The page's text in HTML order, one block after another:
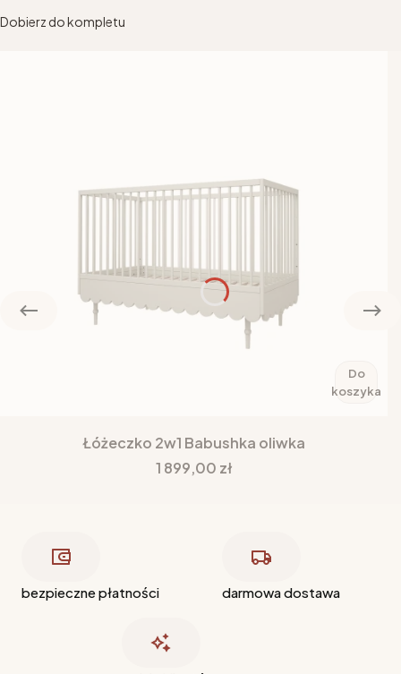
Dobierz do kompletu
Do
koszyka
Łóżeczko 2w1 Babushka oliwka
Cena
1 899,00 zł
bezpieczne płatności darmowa dostawa